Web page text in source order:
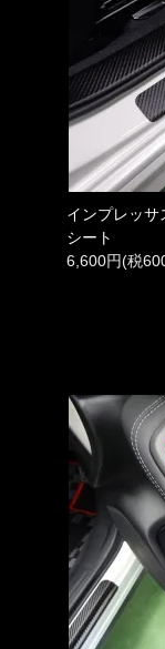
インプレッ
シート
6,600円(税